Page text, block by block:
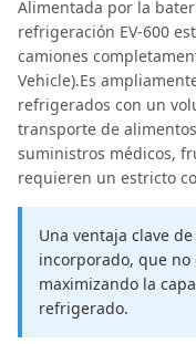
Alimentada por la
refrigeración EV-600
camiones
Vehicle).Es
refrigerados con un
transporte de
suministros médicos,
requieren un estricto
Una ventaja clave
incorporado, que
maximizando la
refrigerado.